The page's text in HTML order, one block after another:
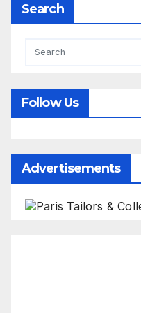
Search
Follow Us
Advertisements